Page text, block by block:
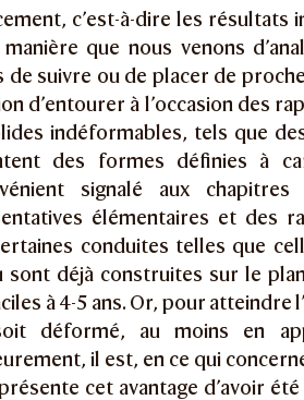
c’est-à-dire les résultats
que nous venons
de suivre ou de placer de
d’entourer à l’occasion des
indéformables, tels que
des formes définies à
signalé aux
élémentaires et des
conduites telles que
sont déjà construites sur le
à 4-5 ans. Or, pour atteindre
déformé, au moins en
il est, en ce qui
cet avantage d’avoir